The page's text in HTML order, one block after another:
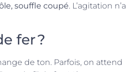
souffle coupé. L’agitation n’a
fer ?
de ton. Parfois, on attend